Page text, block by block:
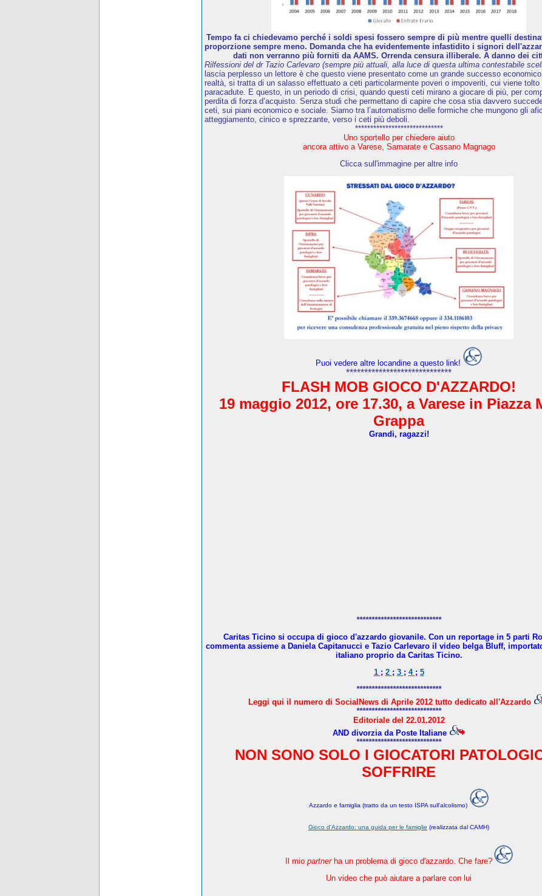
Tempo fa ci chiedevamo perché i soldi spesi fossero sempre di più mentre quelli
proporzione sempre meno. Domanda che ha evidentemente infastidito i signori
dati non verranno più forniti da AAMS. Orrenda censura illiberale. A danno dei
Rilfessioni del dr Tazio Carlevaro (sempre più attuali, alla luce di questa ultima contestabile
lascia perplesso un lettore è che questo viene presentato come un grande successo
realtà, si tratta di un salasso effettuato a ceti particolarmente poveri o impoveriti, cui viene tolto
paracadute. E questo, in un periodo di crisi, quando questi ceti mirano a giocare di più, per
perdita di forza d’acquisto. Senza studi che permettano di capire che cosa stia davvero
ceti, sui piani economico e sociale. Siamo tra l’automatismo delle formiche che mungono gli
atteggiamento, cinico e sprezzante, verso i ceti più deboli.
*****************************
Uno sportello per chiedere aiuto
ancora attivo a Varese, Samarate e Cassano Magnago
Clicca sull'immagine per altre info
Puoi vedere altre locandine a questo link!
*****************************
FLASH MOB GIOCO D'AZZARDO!
19 maggio 2012, ore 17.30, a Varese in Piazza
Grappa
Grandi, ragazzi!
****************************
Caritas Ticino si occupa di gioco d'azzardo giovanile. Con un reportage in 5 parti
commenta assieme a Daniela Capitanucci e Tazio Carlevaro il video belga Bluff,
italiano proprio da Caritas Ticino.
1 ; 2 ; 3 ; 4 ; 5
****************************
Leggi qui il numero di SocialNews di Aprile 2012 tutto dedicato all'Azzardo
****************************
Editoriale del 22.01.2012
AND divorzia da Poste Italiane
****************************
NON SONO SOLO I GIOCATORI
SOFFRIRE
Azzardo e famiglia (tratto da un testo ISPA sull'alcolismo)
Gioco d'Azzardo: una guida per le famiglie (realizzata dal CAMH)
Il mio partnerha un problema di gioco d'azzardo. Che fare?
Un video che può aiutare a parlare con lui